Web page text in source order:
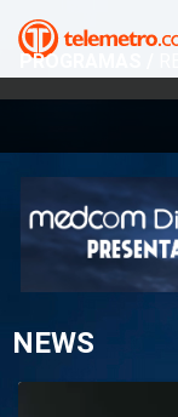
PROGRAMAS /
NEWS